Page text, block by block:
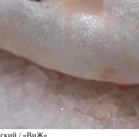
/ «ВиЖ»